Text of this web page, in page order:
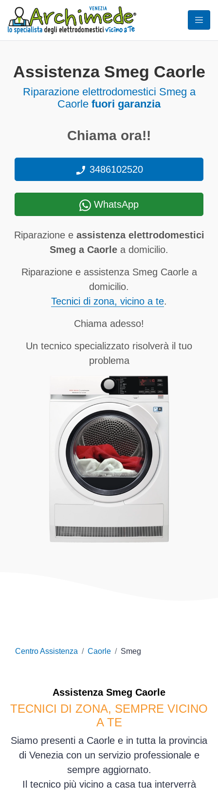
Assistenza Smeg Caorle
Riparazione elettrodomestici Smeg a
Caorle fuori garanzia
Chiama ora!!
3486102520
WhatsApp
Riparazione e assistenza elettrodomestici
Smeg a Caorle a domicilio.
Riparazione e assistenza Smeg Caorle a
domicilio.
Tecnici di zona, vicino a te.
Chiama adesso!
Un tecnico specializzato risolverà il tuo
problema
Centro Assistenza Caorle Smeg
Assistenza Smeg Caorle
TECNICI DI ZONA, SEMPRE VICINO
A TE
Siamo presenti a Caorle e in tutta la provincia
di Venezia con un servizio professionale e
sempre aggiornato.
Il tecnico più vicino a casa tua interverrà